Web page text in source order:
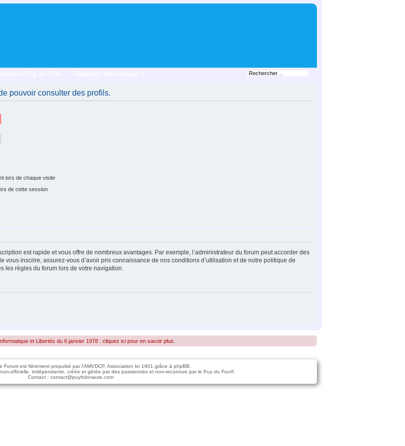
pouvoir consulter des profils.
lors de chaque visite
de cette session
est rapide et vous offre de nombreux avantages. Par exemple, l’administrateur du forum peut accorder des
inscrire, assurez-vous d’avoir pris connaissance de nos conditions d’utilisation et de notre politique de
les règles du forum lors de votre navigation.
et Libertés du 6 janvier 1978 : cliquez ici pour en savoir plus.
Forum est fièrement propulsé par l'AMVDCP, Association loi 1901 grâce à phpBB.
officielle, indépendante, créée et gérée par des passionnés et non-reconnue par le Puy du Fou®.
Contact : contact@puyfolonaute.com